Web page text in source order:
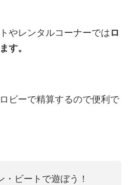
やレンタルコーナーではロ
す。
ビーで精算するので便利で
・ビートで遊ぼう！